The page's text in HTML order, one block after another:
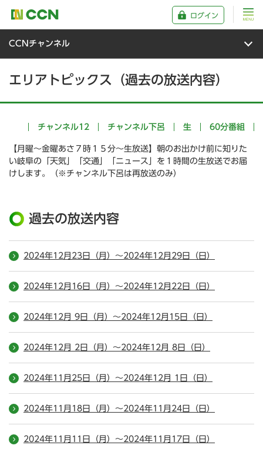
ログイン
CCNチャンネル
エリアトピックス（過去の放送内容）
チャンネル12 チャンネル下呂 生 60分番組
【月曜～金曜あさ７時１５分～生放送】朝のお出かけ前に知りた
い岐阜の「天気」「交通」「ニュース」を１時間の生放送でお届
けします。（※チャンネル下呂は再放送のみ）
過去の放送内容
2024年12月23日（月）～2024年12月29日（日）
2024年12月16日（月）～2024年12月22日（日）
2024年12月 9日（月）～2024年12月15日（日）
2024年12月 2日（月）～2024年12月 8日（日）
2024年11月25日（月）～2024年12月 1日（日）
2024年11月18日（月）～2024年11月24日（日）
2024年11月11日（月）～2024年11月17日（日）